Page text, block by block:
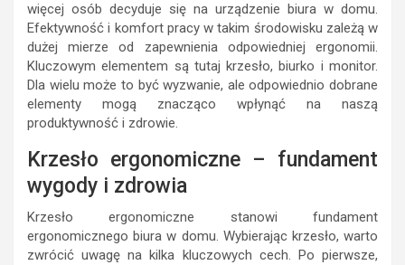
więcej osób decyduje się na urządzenie biura w domu.
Efektywność i komfort pracy w takim środowisku zależą w
dużej mierze od zapewnienia odpowiedniej ergonomii.
Kluczowym elementem są tutaj krzesło, biurko i monitor.
Dla wielu może to być wyzwanie, ale odpowiednio dobrane
elementy mogą znacząco wpłynąć na naszą
produktywność i zdrowie.
Krzesło ergonomiczne – fundament
wygody i zdrowia
Krzesło ergonomiczne stanowi fundament
ergonomicznego biura w domu. Wybierając krzesło, warto
zwrócić uwagę na kilka kluczowych cech. Po pierwsze,